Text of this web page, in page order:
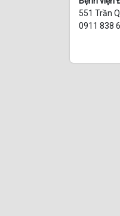
551 Trần
0911 838